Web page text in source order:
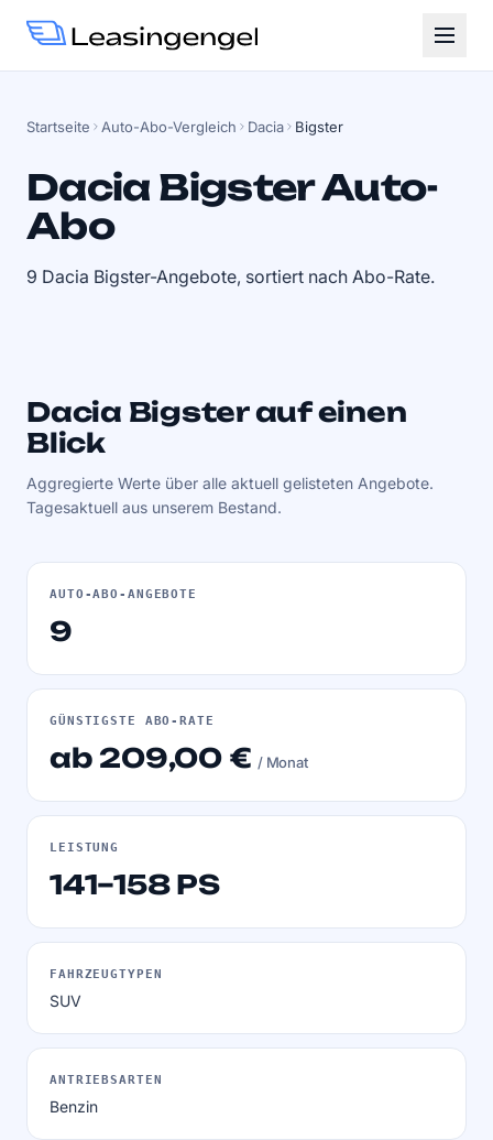
Startseite Auto-Abo-Vergleich Dacia Bigster
Dacia Bigster Auto-
Abo
9 Dacia Bigster-Angebote, sortiert nach Abo-Rate.
Dacia Bigster auf einen
Blick
Aggregierte Werte über alle aktuell gelisteten Angebote.
Tagesaktuell aus unserem Bestand.
AUTO-ABO-ANGEBOTE
9
GÜNSTIGSTE ABO-RATE
ab 209,00 €/ Monat
LEISTUNG
141–158 PS
FAHRZEUGTYPEN
SUV
ANTRIEBSARTEN
Benzin